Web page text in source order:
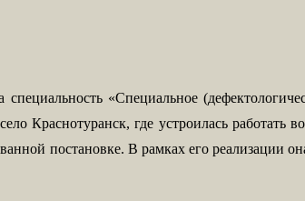
«Специальное
Краснотуранск, где устроилась
постановке. В рамках его реализации